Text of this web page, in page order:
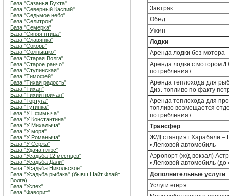
База "Сазанья Бухта"
База "Северный Каспий"
База "Седьмое небо"
База "Селитрон"
База "Семерка"
База "Синяя птица"
База "Славянка"
База "Сокорь"
База "Солнышко"
База "Старая Волга"
База "Старое ранчо"
База "Ступинская"
База "Тимофей"
База "Тихая радость"
База "Тихая"
База "Тихий причал"
База "Тортуга"
База "Тутинка"
База "У Ефимыча"
База "У Константина"
База "У Михалыча"
База "У моря"
База "У Романыча"
База "У Сержа"
База "Удача плюс"
База "Усадьба 12 месяцев"
База "Усадьба Дали"
База "Усадьба Никольское"
База "Усадьба рыбака" (бывш.Найт Флайт
Волга)
База "Успех"
База "Фаворит"
Завтрак
Обед
Ужин
Лодки
Аренда лодки без мотора
Аренда лодки с мотором /
потребления./
Аренда теплохода для
Диз. топливо по факту
Аренда теплохода для
топливо возмещается
потребления./
Трансфер
Ж/Д станция г.Харабали –
• Легковой автомобиль
Аэропорт (ж/д вокзал)
• Легковой автомобиль (до
Дополнительные услуги
Услуги егеря